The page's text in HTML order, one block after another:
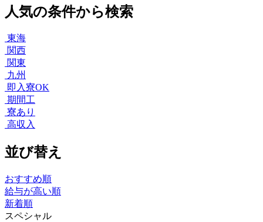
人気の条件から検索
東海
関西
関東
九州
即入寮OK
期間工
寮あり
高収入
並び替え
おすすめ順
給与が高い順
新着順
スペシャル